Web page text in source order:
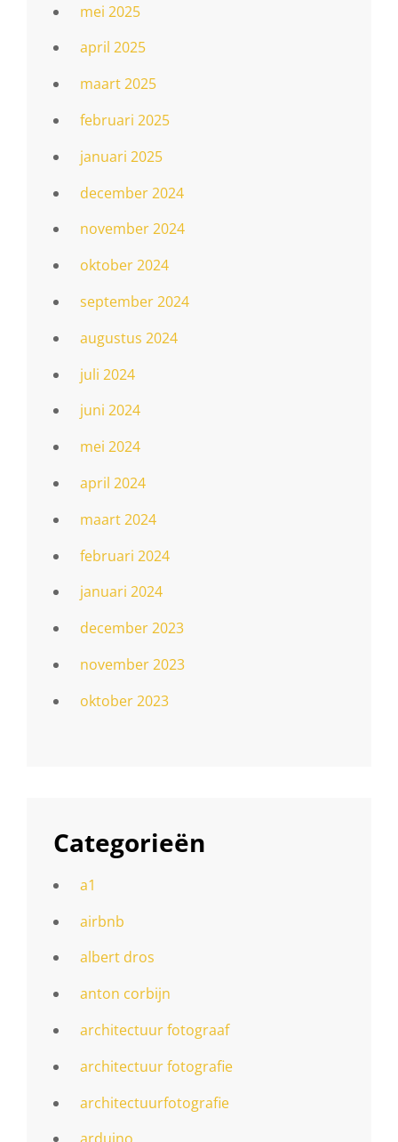
mei 2025
april 2025
maart 2025
februari 2025
januari 2025
december 2024
november 2024
oktober 2024
september 2024
augustus 2024
juli 2024
juni 2024
mei 2024
april 2024
maart 2024
februari 2024
januari 2024
december 2023
november 2023
oktober 2023
Categorieën
a1
airbnb
albert dros
anton corbijn
architectuur fotograaf
architectuur fotografie
architectuurfotografie